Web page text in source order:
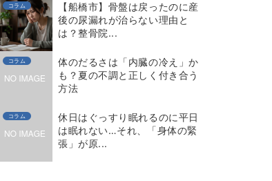
コラム
【船橋市】骨盤は戻ったのに産
後の尿漏れが治らない理由と
は？整骨院...
コラム
体のだるさは「内臓の冷え」か
も？夏の不調と正しく付き合う
方法
コラム
休日はぐっすり眠れるのに平日
は眠れない…それ、「身体の緊
張」が原...